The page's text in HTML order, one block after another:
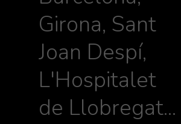
Girona, Sant
Joan Despí,
L'Hospitalet
de Llobregat...